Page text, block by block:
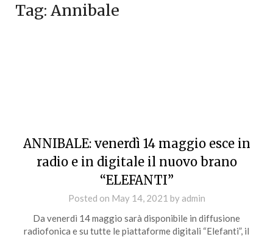
Tag: Annibale
ANNIBALE: venerdì 14 maggio esce in
radio e in digitale il nuovo brano
“ELEFANTI”
Posted on May 14, 2021 by admin
Da venerdì 14 maggio sarà disponibile in diffusione
radiofonica e su tutte le piattaforme digitali “Elefanti”, il